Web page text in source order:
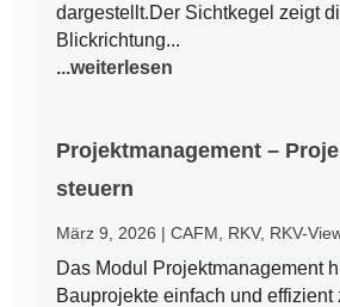
dargestellt.Der Sichtkegel zeigt
Blickrichtung...
...weiterlesen
Projektmanagement –
steuern
März 9, 2026 |CAFM RKV, RKV-
Das Modul Projektmanagement
Bauprojekte einfach und effizient